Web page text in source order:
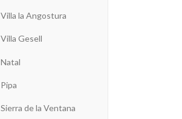
Villa la Angostura
Villa Gesell
Natal
Pipa
Sierra de la Ventana